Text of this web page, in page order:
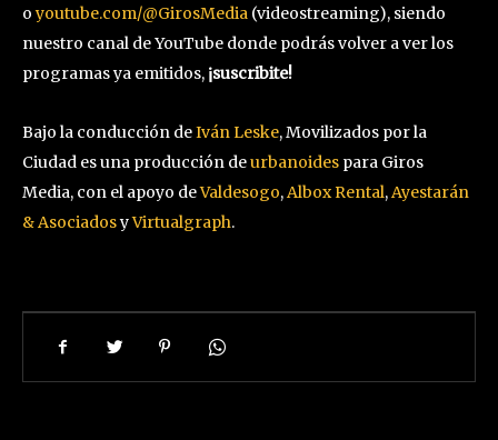
oyoutube.com/@GirosMedia (videostreaming), siendo
nuestro canal de YouTube donde podrás volver a ver los
programas ya emitidos, ¡suscribite!
Bajo la conducción deIván Leske, Movilizados por la
Ciudad es una producción deurbanoides para Giros
Media, con el apoyo deValdesogo,Albox Rental,Ayestarán
& AsociadosyVirtualgraph.